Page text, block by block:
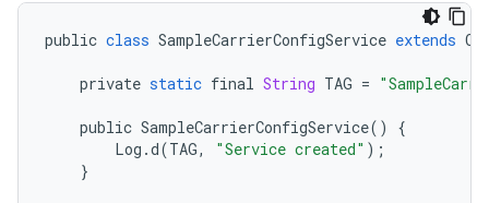
public class SampleCarrierConfigService extends
private static final String TAG =
public SampleCarrierConfigService()
{
Log .d(TAG, "Service created" );
}